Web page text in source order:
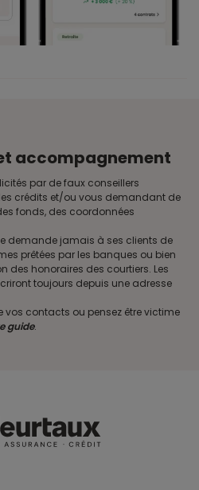
accompagnement
par de faux conseillers
crédits et/ou vous demandant de
fonds, des coordonnées
demande jamais à ses clients de
prêtées par les banques ou bien
des honoraires des courtiers. Les
toujours depuis une adresse
vos contacts ou pensez être victime
guide.